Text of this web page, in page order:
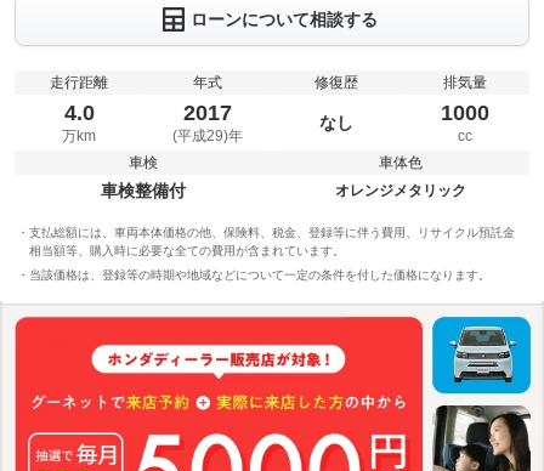
ローンについて相談する
走行距離
4.0
万km
年式
2017
(平成29)年
修復歴
なし
排気量
1000
cc
車検
車検整備付
車体色
オレンジメタリック
支払総額には、車両本体価格の他、保険料、税金、登録等に伴う費用、リサイクル預託金
相当額等、購入時に必要な全ての費用が含まれています。
当該価格は、登録等の時期や地域などについて一定の条件を付した価格になります。